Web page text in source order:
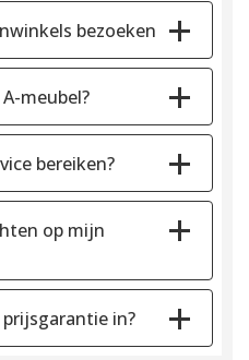
bezoeken
meubel?
bereiken?
op mijn
in?